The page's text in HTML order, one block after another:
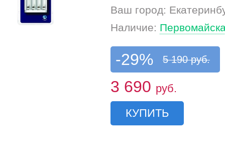
Ваш город:
Наличие:
-29% 5 190 руб.
3 690 руб.
КУПИТЬ